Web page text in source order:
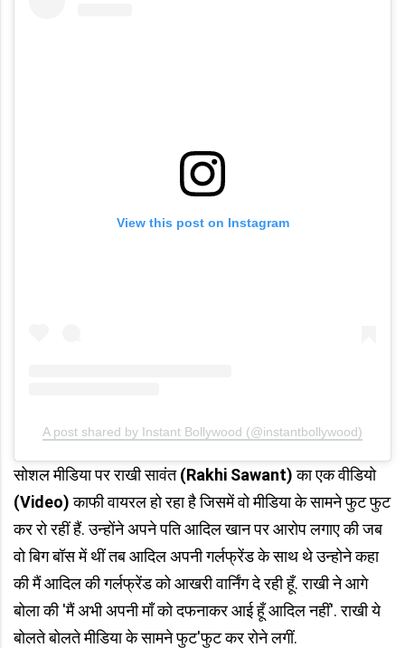
View this post on Instagram
A post shared by Instant Bollywood (@instantbollywood)
सोशल मीडिया पर राखी सावंत(Rakhi Sawant)का एक वीडियो
(Video)काफी वायरल हो रहा है जिसमें वो मीडिया के सामने फुट फुट
कर रो रहीं हैं. उन्होंने अपने पति आदिल खान पर आरोप लगाए की जब
वो बिग बॉस में थीं तब आदिल अपनी गर्लफ्रेंड के साथ थे उन्होने कहा
की मैं आदिल की गर्लफ्रेंड को आखरी वार्निंग दे रही हूँ. राखी ने आगे
बोला की 'मैं अभी अपनी माँ को दफनाकर आई हूँ आदिल नहीं'. राखी ये
बोलते बोलते मीडिया के सामने फुट'फुट कर रोने लगीं.